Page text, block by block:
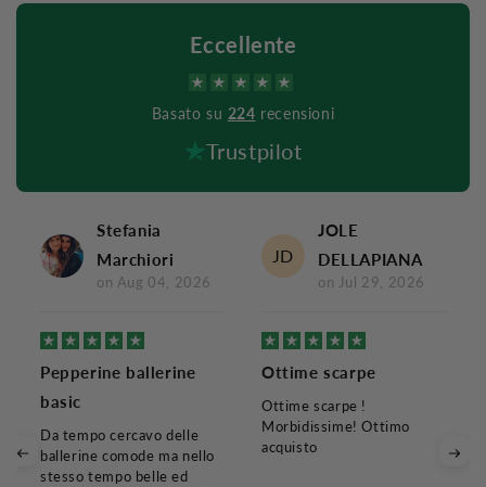
Eccellente
Basato su 224 recensioni
Trustpilot
Stefania
Marchiori
on Aug 04, 2026
Pepperine ballerine
basic
Da tempo cercavo delle
ballerine comode ma nello
stesso tempo belle ed
JD
JOLE
DELLAPIANA
on Jul 29, 2026
Ottime scarpe
Ottime scarpe !
Morbidissime! Ottimo
acquisto